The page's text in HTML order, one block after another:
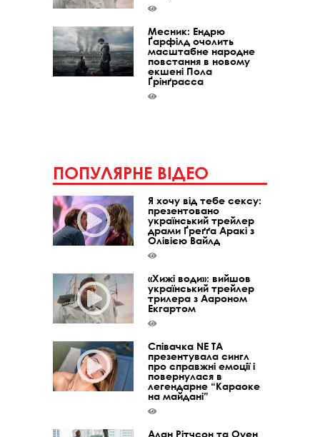
Месник: Ендрю
Ґарфілд очолить
масштабне народне
повстання в новому
екшені Пола
Ґрінґрасса
ПОПУЛЯРНЕ ВІДЕО
Я хочу від тебе сексу:
презентовано
український трейлер
драми Ґреґґа Аракі з
Олівією Вайлд
«Хижі води»: вийшов
український трейлер
трилера з Аароном
Екгартом
Співачка NE TA
презентувала сингл
про справжні емоції і
повернулася в
легендарне “Караоке
на майдані”
Алан Рітчсон та Оуен